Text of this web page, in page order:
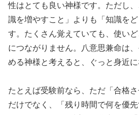
性はとても良い神様です。ただし
識を増やすこと」よりも「知識を
す。たくさん覚えていても、使い
につながりません。八意思兼命は
める神様と考えると、ぐっと身近に
たとえば受験前なら、ただ「合格
だけでなく、「残り時間で何を優